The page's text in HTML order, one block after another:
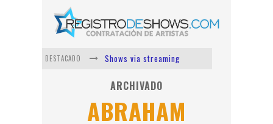
DESTACADO
Shows via streaming
Lit Killah
Nicki Nicole
ARCHIVADO
ABRAHAM